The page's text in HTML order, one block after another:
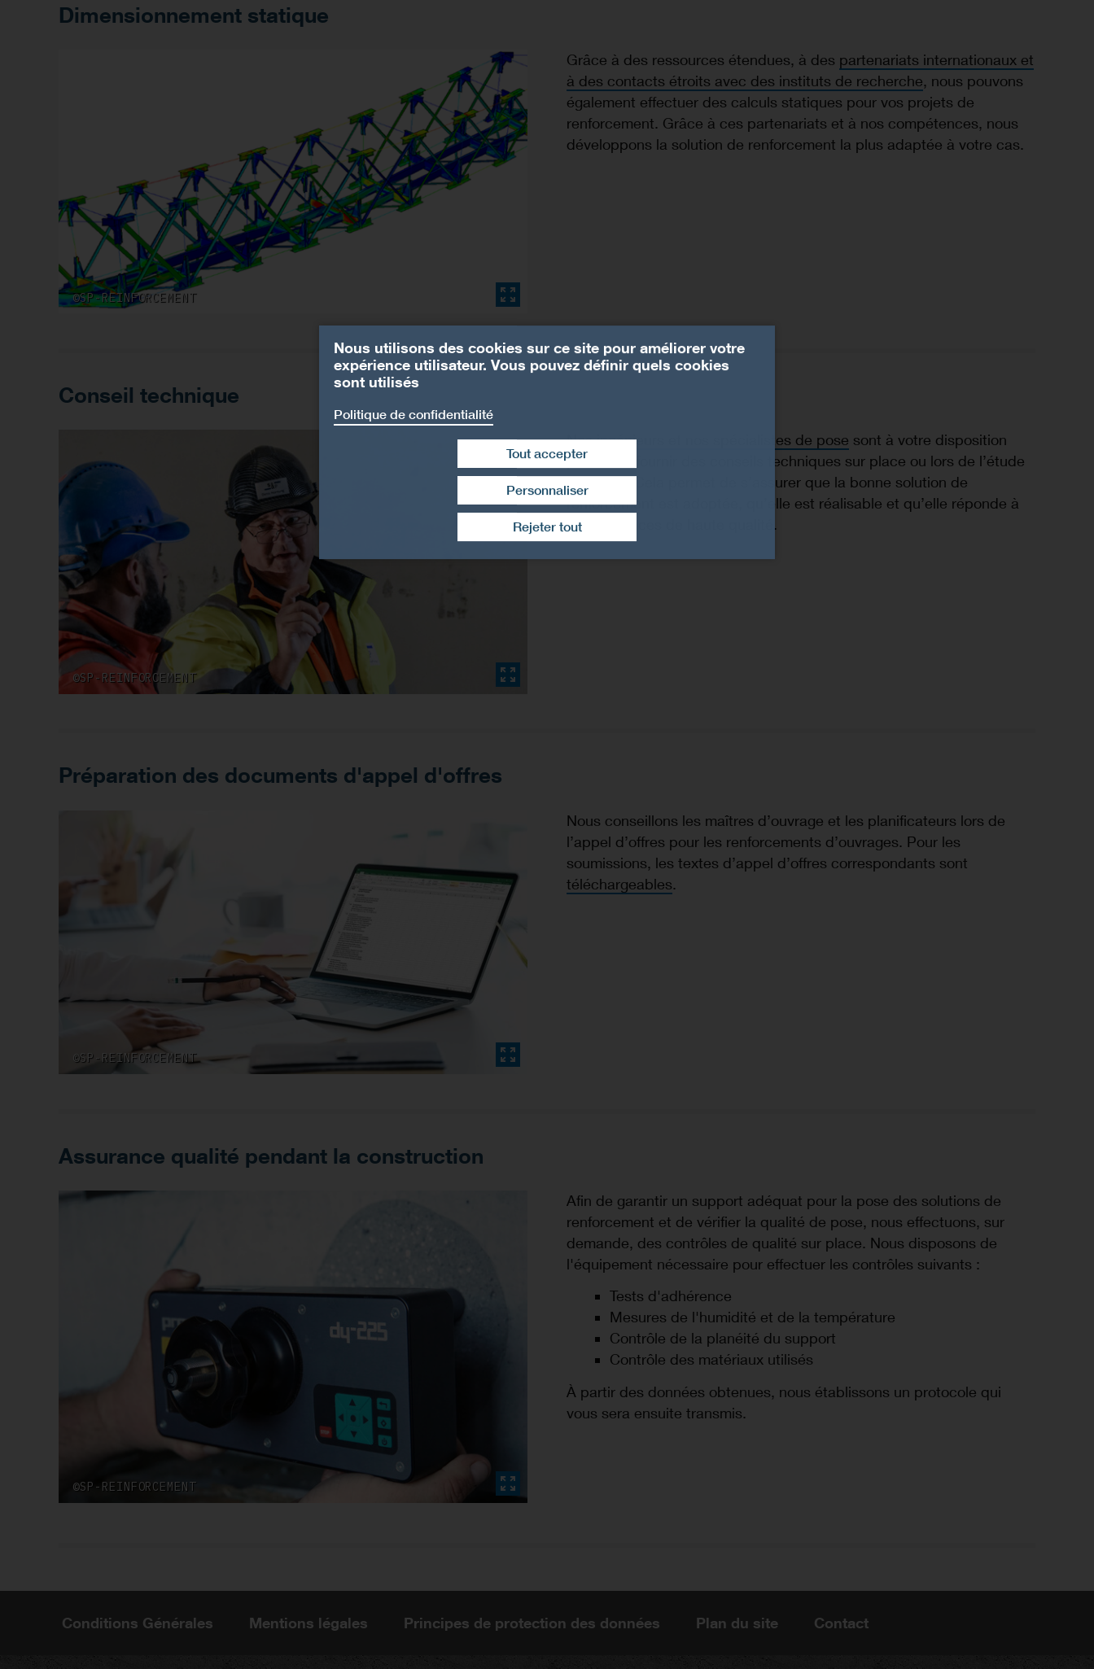
Dimensionnement statique
©SP-REINFORCEMENT
Grâce à des ressources étendues, à des partenariats internationaux et
à des contacts étroits avec des instituts de recherche, nous pouvons
également effectuer des calculs statiques pour vos projets de
renforcement. Grâce à ces partenariats et à nos compétences, nous
développons la solution de renforcement la plus adaptée à votre cas.
Conseil technique
©SP-REINFORCEMENT
Nosingénieurs et nos spécialistes de pose sont à votre disposition
pour vous fournir des conseils techniques sur place ou lors de l’étude
du projet. Cela permet de s’assurer que la bonne solution de
renforcement est adoptée, qu’elle est réalisable et qu’elle réponde à
des exigences de haute qualité.
Préparation des documents d'appel d'offres
©SP-REINFORCEMENT
Nous conseillons les maîtres d’ouvrage et les planificateurs lors de
l’appel d’offres pour les renforcements d’ouvrages. Pour les
soumissions, les textes d’appel d’offres correspondants sont
téléchargeables.
Assurance qualité pendant la construction
©SP-REINFORCEMENT
Afin de garantir un support adéquat pour la pose des solutions de
renforcement et de vérifier la qualité de pose, nous effectuons, sur
demande, des contrôles de qualité sur place. Nous disposons de
l'équipement nécessaire pour effectuer les contrôles suivants :
Tests d'adhérence
Mesures de l'humidité et de la température
Contrôle de la planéité du support
Contrôle des matériaux utilisés
À partir des données obtenues, nous établissons un protocole qui
vous sera ensuite transmis.
Conditions Générales Mentions légales Principes de protection des données Plan du site Contact
Nous utilisons des cookies sur ce site pour améliorer votre
expérience utilisateur. Vous pouvez définir quels cookies
sont utilisés
Politique de confidentialité
Rejeter tout
Tout accepter
Retirer le consentement
Personnaliser